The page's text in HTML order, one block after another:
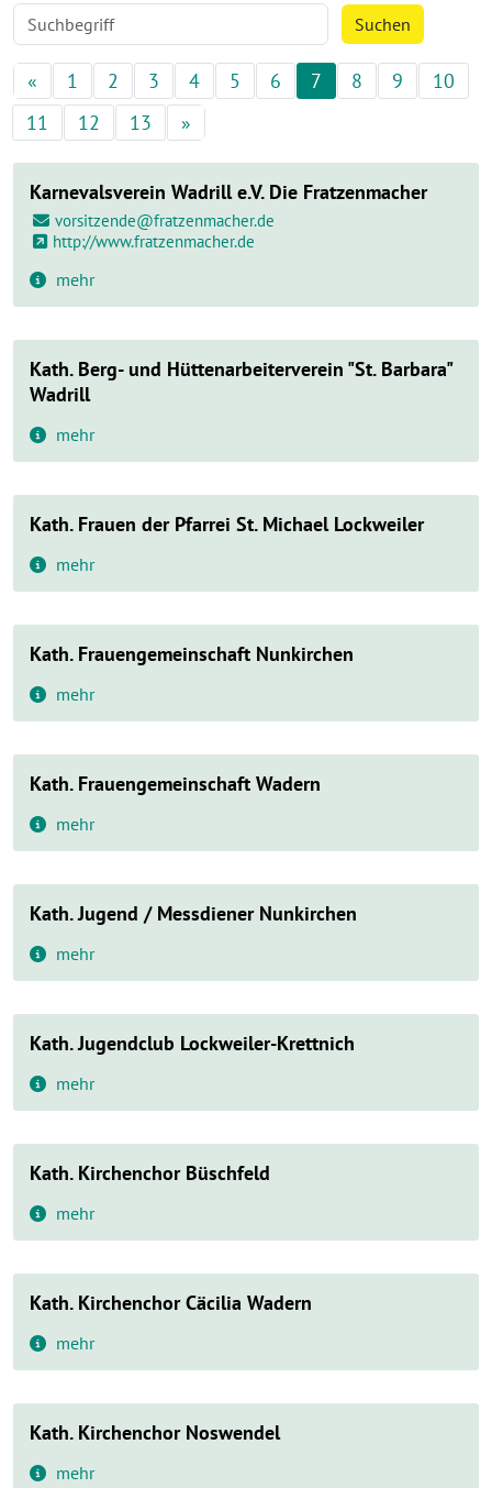
Suche nach:
Suchen
« Vorherige
1 2 3 4 5 6 7 8 9
10
11
12 13 »
Karnevalsverein Wadrill e.V. Die Fratzenmacher
vorsitzende@fratzenmacher.de
http://www.fratzenmacher.de
mehr
Kath. Berg- und Hüttenarbeiterverein "St. Barbara"
Wadrill
mehr
Kath. Frauen der Pfarrei St. Michael Lockweiler
mehr
Kath. Frauengemeinschaft Nunkirchen
mehr
Kath. Frauengemeinschaft Wadern
mehr
Kath. Jugend / Messdiener Nunkirchen
mehr
Kath. Jugendclub Lockweiler-Krettnich
mehr
Kath. Kirchenchor Büschfeld
mehr
Kath. Kirchenchor Cäcilia Wadern
mehr
Kath. Kirchenchor Noswendel
mehr